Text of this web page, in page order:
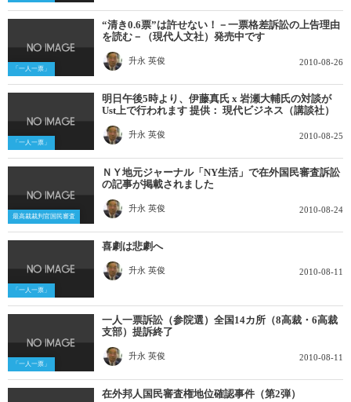
「一人一票」
“清き0.6票”は許せない！－一票格差訴訟の上告理由
を読む－（現代人文社）発売中です
升永 英俊 2010-08-26
「一人一票」
明日午後5時より、伊藤真氏 x 岩瀬大輔氏の対談が
Ust上で行われます 提供： 現代ビジネス（講談社）
升永 英俊 2010-08-25
最高裁裁判官国民審査
ＮＹ地元ジャーナル「NY生活」で在外国民審査訴訟
の記事が掲載されました
升永 英俊 2010-08-24
「一人一票」
喜劇は悲劇へ
升永 英俊 2010-08-11
「一人一票」
一人一票訴訟（参院選）全国14カ所（8高裁・6高裁
支部）提訴終了
升永 英俊 2010-08-11
在外邦人国民審査権地位確認事件（第2弾）